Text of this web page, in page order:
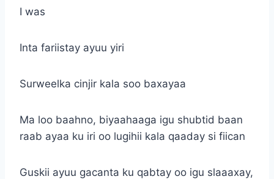
I was
Inta fariistay ayuu yiri
Surweelka cinjir kala soo baxayaa
Ma loo baahno, biyaahaaga igu shubtid baan
raab ayaa ku iri oo lugihii kala qaaday si fiican
Guskii ayuu gacanta ku qabtay oo igu slaaaxay,